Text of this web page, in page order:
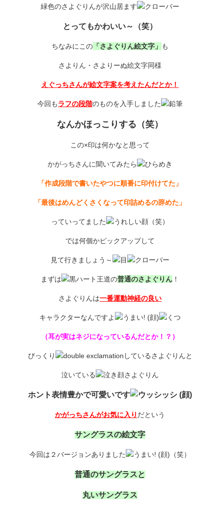
緑色のさよぐりんが沢山居ます
とってもかわいい～（笑）
ちなみにこの 「さよぐりん絵文字」 も
さよりん・さよりーぬ絵文字同様
えぐっちさんが絵文字案を考えたんだとか！
今回もラフの段階のものを入手しました
なんかほっこりする（笑）
この×印は何かなと思って
かがっちさんに聞いてみたら
「作成段階で書いたやつに順番に印付けてた」
「最後はめんどくさくなって印詰めるの辞めた」
っていってました （笑）
では何個かピックアップして
見て行きましょう～
まずは 王道の普通のさよぐりん ！
さよぐりんは一番運動神経の良い
キャラクターなんですよ
（耳が実はネジになっているんだとか！？）
びっくり しているさよぐりんと
泣いている さよぐりん
ホント表情豊かで可愛いです
かがっちさんがお気に入り だという
サングラスの絵文字
今回は２バージョンありました （笑）
普通のサングラスと
丸いサングラス